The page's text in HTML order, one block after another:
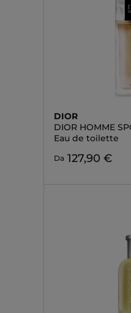
DIOR
DIOR HOMME
Eau de toilette
Da 127,90 €